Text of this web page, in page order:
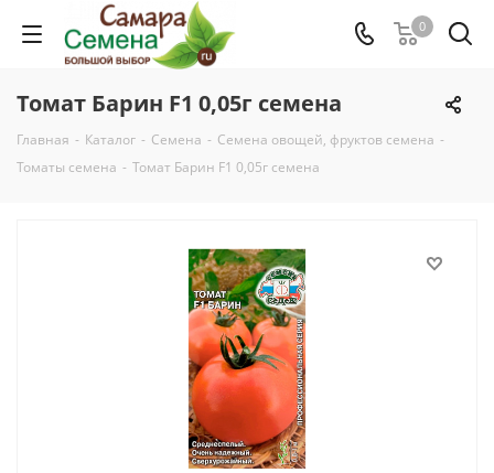
0
Томат Барин F1 0,05г семена
Главная - Каталог - Семена - Семена овощей, фруктов семена -
Томаты семена - Томат Барин F1 0,05г семена